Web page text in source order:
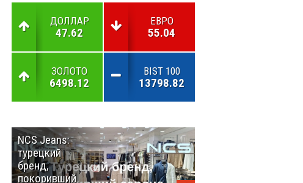
ДОЛЛАР
47.62
ЕВРО
55.04
ЗОЛОТО
6498.12
BIST 100
13798.82
NCS Jeans:
турецкий
бренд,
покоривший